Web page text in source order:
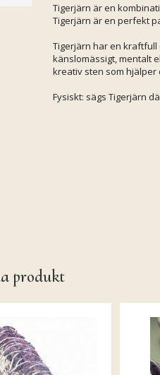
Tigerjärn är en
Tigerjärn är en perfekt
Tigerjärn har en kraftfull
känslomässigt, mentalt
kreativ sten som hjälper
Fysiskt: sägs Tigerjärn
produkt